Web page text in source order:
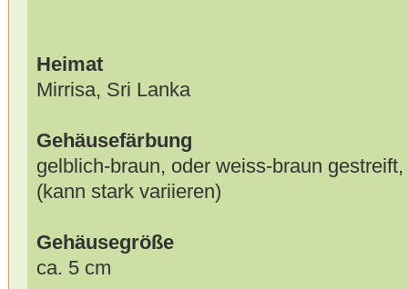
Heimat
Mirrisa, Sri Lanka
Gehäusefärbung
gelblich-braun, oder weiss-braun
(kann stark variieren)
Gehäusegröße
ca. 5 cm